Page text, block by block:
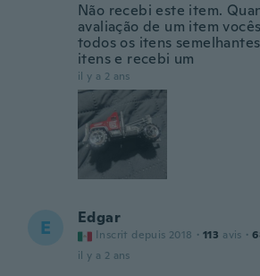
Não recebi este item.
avaliação de um item
todos os itens
itens e recebi um
il y a 2 ans
E Edgar
Inscrit depuis 2018 · 113 avis ·
il y a 2 ans